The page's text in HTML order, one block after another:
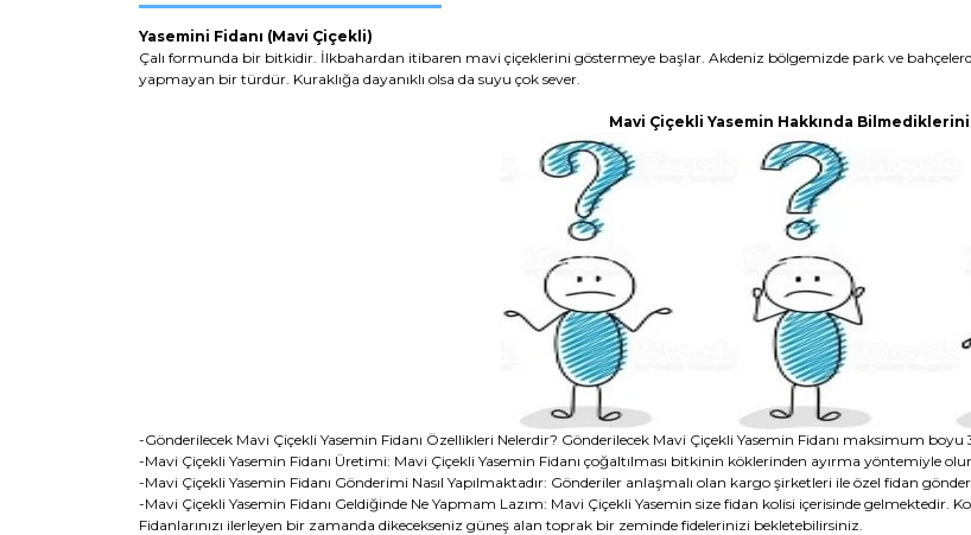
Yasemini Fidanı (Mavi Çiçekli)
Çalı formunda bir bitkidir. İlkbahardan itibaren mavi çiçeklerini göstermeye başlar. Akdeniz bölgemizde park ve
yapmayan bir türdür. Kuraklığa dayanıklı olsa da suyu çok sever.
Mavi Çiçekli Yasemin Hakkında
-Gönderilecek Mavi Çiçekli Yasemin Fidanı Özellikleri Nelerdir? Gönderilecek Mavi Çiçekli Yasemin Fidanı maksimum
-Mavi Çiçekli Yasemin Fidanı Üretimi: Mavi Çiçekli Yasemin Fidanı çoğaltılması bitkinin köklerinden ayırma yöntemiyle olur.
-Mavi Çiçekli Yasemin Fidanı Gönderimi Nasıl Yapılmaktadır: Gönderiler anlaşmalı olan kargo şirketleri ile özel fidan
-Mavi Çiçekli Yasemin Fidanı Geldiğinde Ne Yapmam Lazım: Mavi Çiçekli Yasemin size fidan kolisi içerisinde gelmektedir.
Fidanlarınızı ilerleyen bir zamanda dikecekseniz güneş alan toprak bir zeminde fidelerinizi bekletebilirsiniz.